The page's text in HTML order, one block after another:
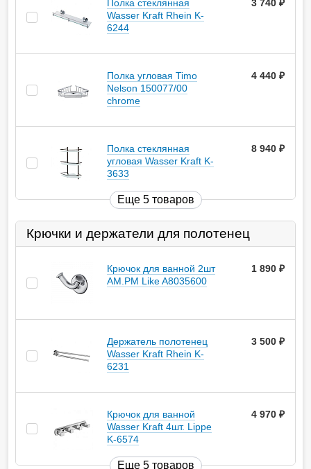
Полка стеклянная
Wasser Kraft Rhein K-
6244
3 740
Полка угловая Timo
Nelson 150077/00
chrome
4 440
Полка стеклянная
угловая Wasser Kraft K-
3633
8 940
Еще 5 товаров
Крючки и держатели для полотенец
Крючок для ванной 2шт
AM.PM Like A8035600
1 890
Держатель полотенец
Wasser Kraft Rhein K-
6231
3 500
Крючок для ванной
Wasser Kraft 4шт. Lippe
K-6574
4 970
Еще 5 товаров